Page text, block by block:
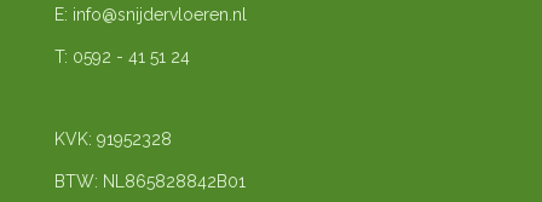
E: info@snijdervloeren.nl
T: 0592 - 41 51 24
KVK: 91952328
BTW: NL865828842B01